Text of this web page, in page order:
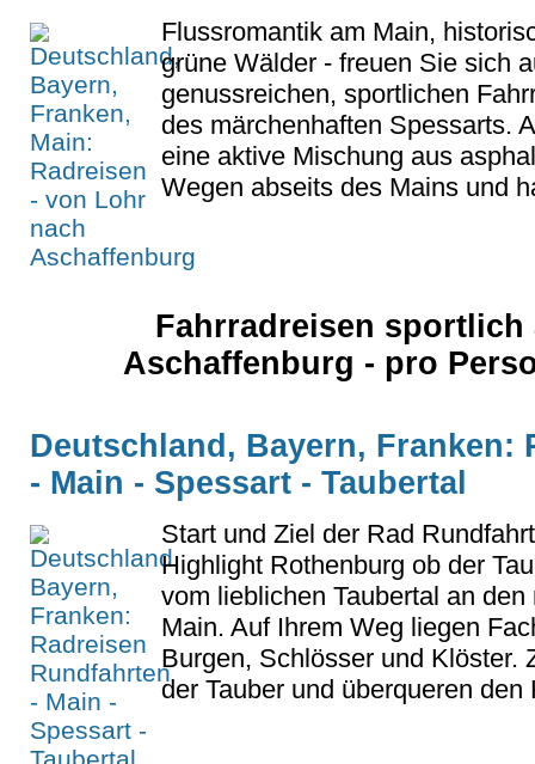
Flussromantik am Main,
grüne Wälder - freuen Sie sich
genussreichen, sportlichen
des märchenhaften Spessarts.
eine aktive Mischung aus
Wegen abseits des Mains und
Fahrradreisen
Aschaffenburg - pro
Deutschland, Bayern, Franken:
- Main - Spessart - Taubertal
Start und Ziel der Rad
Highlight Rothenburg ob der
vom lieblichen Taubertal an den
Main. Auf Ihrem Weg liegen
Burgen, Schlösser und Klöster.
der Tauber und überqueren